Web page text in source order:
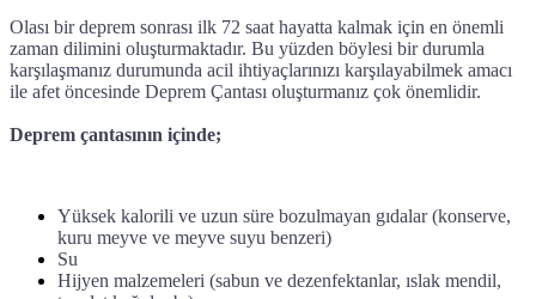
Olası bir deprem sonrası ilk 72 saat hayatta kalmak için en önemli
zaman dilimini oluşturmaktadır. Bu yüzden böylesi bir durumla
karşılaşmanız durumunda acil ihtiyaçlarınızı karşılayabilmek amacı
ile afet öncesinde Deprem Çantası oluşturmanız çok önemlidir.
Deprem çantasının içinde;
Yüksek kalorili ve uzun süre bozulmayan gıdalar (konserve,
kuru meyve ve meyve suyu benzeri)
Su
Hijyen malzemeleri (sabun ve dezenfektanlar, ıslak mendil,